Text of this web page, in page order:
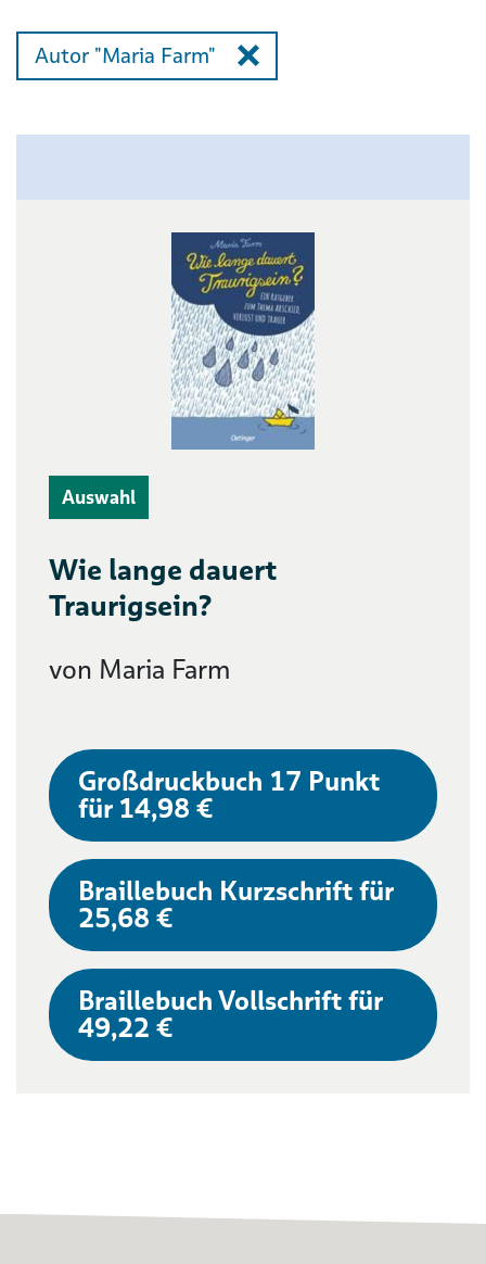
Autor "Maria Farm"
Auswahl
Wie lange dauert
Traurigsein?
von Maria Farm
Großdruckbuch 17 Punkt
für 14,98 €
Braillebuch Kurzschrift für
25,68 €
Braillebuch Vollschrift für
49,22 €